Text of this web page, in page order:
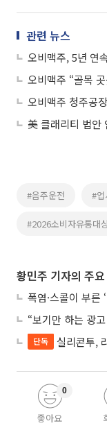
관련 뉴스
오비맥주, 5년 연
오비맥주 “골목
#음주운전 #업
#2026소비자유통대
황민주 기자의 주
단독 실리콘투, 라
좋아요
0